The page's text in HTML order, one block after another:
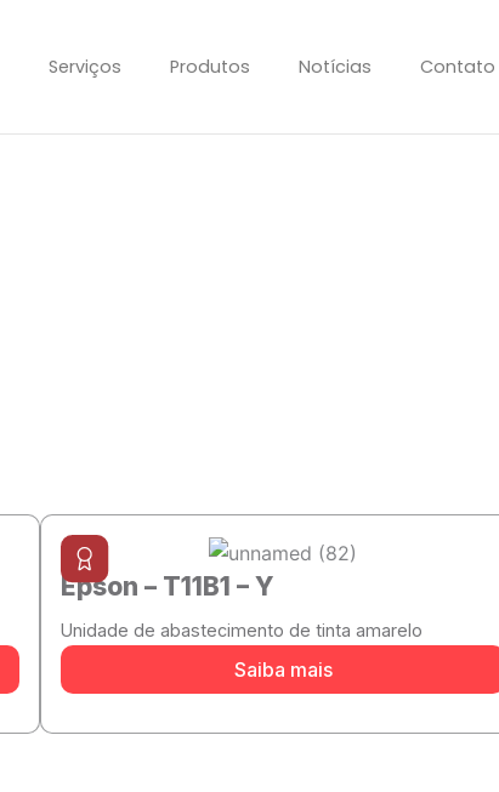
Serviços Produtos Notícias Contato
Epson – T11B1 – Y
Unidade de abastecimento de tinta amarelo
Saiba mais